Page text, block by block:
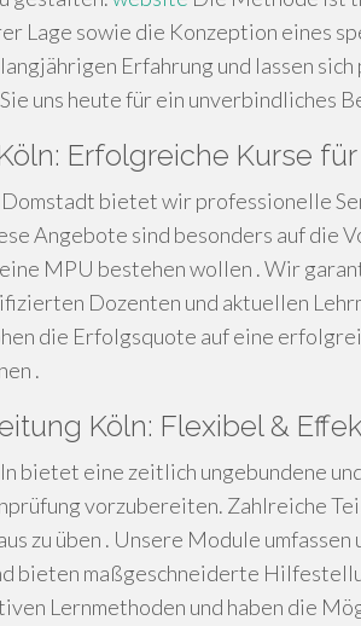
Lage sowie die Konzeption eines
Erfahrung und lassen
uns heute für ein unverbindliches
Erfolgreiche Kurse für
bietet wir professionelle
Angebote sind besonders auf die
MPU bestehen wollen . Wir
Dozenten und aktuellen
die Erfolgsquote auf eine
.
Köln: Flexibel &
bietet eine zeitlich ungebundene
vorzubereiten. Zahlreiche
zu üben . Unsere Module
bieten maßgeschneiderte
Lernmethoden und haben die